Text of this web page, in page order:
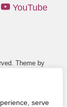
serve
YouTube
Theme by